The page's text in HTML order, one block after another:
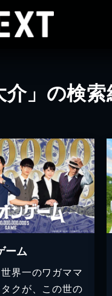
介」の検
ーム
界一のワガママ
クが、この世の